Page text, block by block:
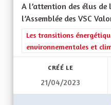
A l’attention des élus de
l’Assemblée des VSC
Filtrer les résultats de la
Les transitions
environnementales et
CRÉÉ LE
21/04/2023